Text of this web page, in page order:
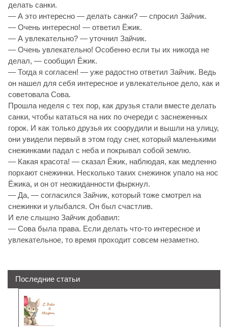
делать санки.
— А это интересно — делать санки? — спросил Зайчик.
— Очень интересно! — ответил Ёжик.
— А увлекательно? — уточнил Зайчик.
— Очень увлекательно! Особенно если ты их никогда не
делал, — сообщил Ёжик.
— Тогда я согласен! — уже радостно ответил Зайчик. Ведь
он нашел для себя интересное и увлекательное дело, как и
советовала Сова.
Прошла неделя с тех пор, как друзья стали вместе делать
санки, чтобы кататься на них по очереди с заснеженных
горок. И как только друзья их соорудили и вышли на улицу,
они увидели первый в этом году снег, который маленькими
снежинками падал с неба и покрывал собой землю.
— Какая красота! — сказал Ёжик, наблюдая, как медленно
порхают снежинки. Несколько таких снежинок упало на нос
Ёжика, и он от неожиданности фыркнул.
— Да, — согласился Зайчик, который тоже смотрел на
снежинки и улыбался. Он был счастлив.
И еле слышно Зайчик добавил:
— Сова была права. Если делать что-то интересное и
увлекательное, то время проходит совсем незаметно.
Последние статьи